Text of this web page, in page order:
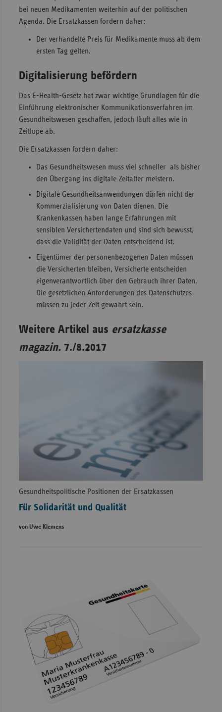
bei neuen Medikamenten weiterhin auf der politischen
Agenda. Die Ersatzkassen fordern daher:
Der verhandelte Preis für Medikamente muss ab dem
ersten Tag gelten.
Digitalisierung befördern
Das E­-Health­-Gesetz hat zwar wichtige Grundlagen für die
Einführung elektronischer Kommunikationsverfahren im
Gesundheitswesen geschaffen, jedoch läuft alles wie in
Zeitlupe ab.
Die Ersatzkassen fordern daher:
Das Gesundheitswesen muss viel schneller als bisher
den Übergang ins digitale Zeitalter meistern.
Digitale Gesundheitsanwendungen dürfen nicht der
Kommerzialisierung von Daten dienen. Die
Krankenkassen haben lange Erfahrungen mit
sensiblen Versichertendaten und sind sich bewusst,
dass die Validität der Daten entscheidend ist.
Eigentümer der personenbezogenen Daten müssen
die Versicherten bleiben, Versicherte entscheiden
eigenverantwortlich über den Gebrauch ihrer Daten.
Die gesetzlichen Anforderungen des Datenschutzes
müssen zu jeder Zeit gewahrt sein.
Weitere Artikel aus ersatzkasse
magazin. 7./8.2017
Gesundheitspolitische Positionen der Ersatzkassen
Für Solidarität und Qualität
von Uwe Klemens